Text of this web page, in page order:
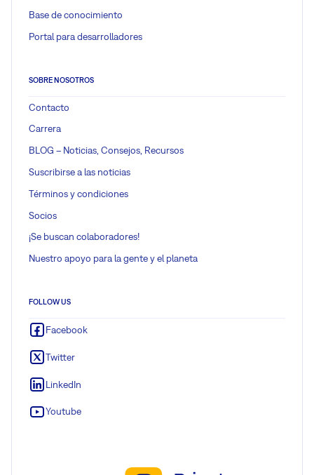
Base de conocimiento
Portal para desarrolladores
SOBRE NOSOTROS
Contacto
Carrera
BLOG – Noticias, Consejos, Recursos
Suscribirse a las noticias
Términos y condiciones
Socios
¡Se buscan colaboradores!
Nuestro apoyo para la gente y el planeta
FOLLOW US
Facebook
Twitter
LinkedIn
Youtube